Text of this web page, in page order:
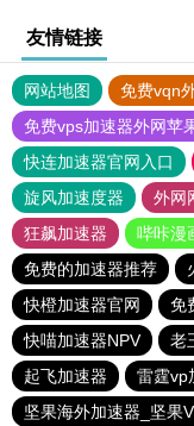
友情链接
网站地图 免费vqn
免费vps加速器外网苹
快连加速器官网入口
旋风加速度器
外网
狂飙加速器
哔咔漫
免费的加速器推荐
快橙加速器官网
免
快喵加速器NPV
老
起飞加速器
雷霆vp
坚果海外加速器_坚果